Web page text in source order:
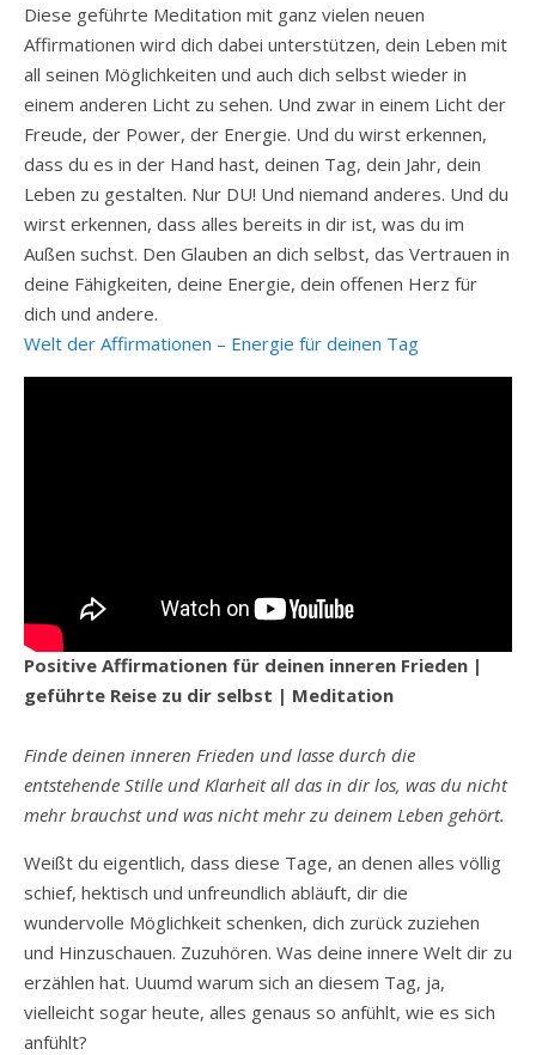
Diese geführte Meditation mit ganz vielen neuen
Affirmationen wird dich dabei unterstützen, dein Leben mit
all seinen Möglichkeiten und auch dich selbst wieder in
einem anderen Licht zu sehen. Und zwar in einem Licht der
Freude, der Power, der Energie. Und du wirst erkennen,
dass du es in der Hand hast, deinen Tag, dein Jahr, dein
Leben zu gestalten. Nur DU! Und niemand anderes. Und du
wirst erkennen, dass alles bereits in dir ist, was du im
Außen suchst. Den Glauben an dich selbst, das Vertrauen in
deine Fähigkeiten, deine Energie, dein offenen Herz für
dich und andere.
Welt der Affirmationen – Energie für deinen Tag
Positive Affirmationen für deinen inneren Frieden |
geführte Reise zu dir selbst | Meditation
Finde deinen inneren Frieden und lasse durch die
entstehende Stille und Klarheit all das in dir los, was du nicht
mehr brauchst und was nicht mehr zu deinem Leben gehört.
Weißt du eigentlich, dass diese Tage, an denen alles völlig
schief, hektisch und unfreundlich abläuft, dir die
wundervolle Möglichkeit schenken, dich zurück zuziehen
und Hinzuschauen. Zuzuhören. Was deine innere Welt dir zu
erzählen hat. Uuumd warum sich an diesem Tag, ja,
vielleicht sogar heute, alles genaus so anfühlt, wie es sich
anfühlt?